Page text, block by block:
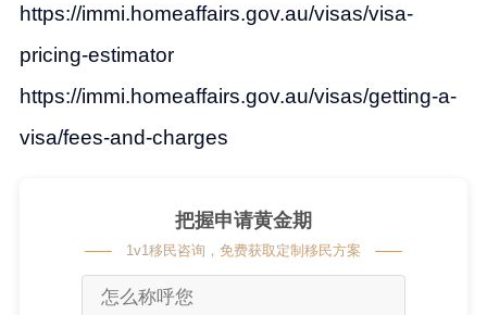
https://immi.homeaffairs.gov.au/visas/visa-
pricing-estimator
https://immi.homeaffairs.gov.au/visas/getting-a-
visa/fees-and-charges
把握申请黄金期
1v1移民咨询，免费获取定制移民方案